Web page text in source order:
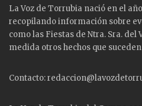
La Voz de Torrubia nació en el
recopilando información sobre
como las Fiestas de Ntra. Sra. del
medida otros hechos que
Contacto: